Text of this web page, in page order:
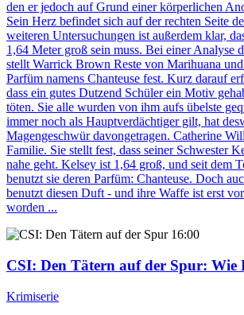
den er jedoch auf Grund einer körperlichen
Sein Herz befindet sich auf der rechten Seite
weiteren Untersuchungen ist außerdem klar,
1,64 Meter groß sein muss. Bei einer Analyse
stellt Warrick Brown Reste von Marihuana und
Parfüm namens Chanteuse fest. Kurz darauf
dass ein gutes Dutzend Schüler ein Motiv
töten. Sie alle wurden von ihm aufs übelste
immer noch als Hauptverdächtiger gilt, hat
Magengeschwür davongetragen. Catherine
Familie. Sie stellt fest, dass seiner Schwester
nahe geht. Kelsey ist 1,64 groß, und seit dem
benutzt sie deren Parfüm: Chanteuse. Doch
benutzt diesen Duft - und ihre Waffe ist erst
worden ...
16:00
CSI: Den Tätern auf der Spur: Wie
Krimiserie